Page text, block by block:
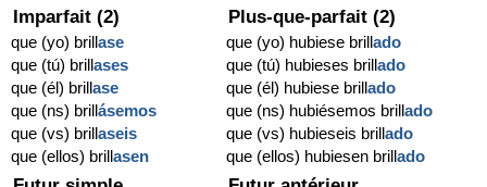
Imparfait (2)
que (yo) brillase
que (tú) brillases
que (él) brillase
que (ns) brillásemos
que (vs) brillaseis
que (ellos) brillasen
Plus-que-parfait (2)
que (yo) hubiese brillado
que (tú) hubieses brillado
que (él) hubiese brillado
que (ns) hubiésemos brillado
que (vs) hubieseis brillado
que (ellos) hubiesen brillado